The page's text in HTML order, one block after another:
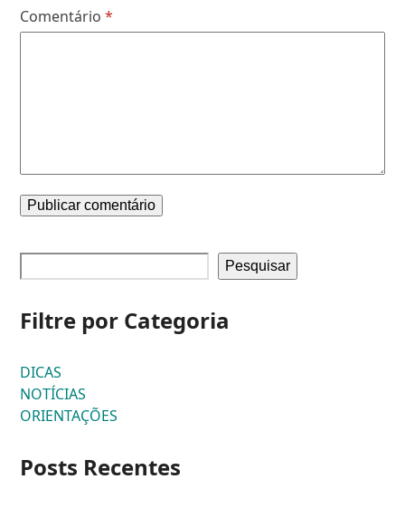
Comentário*
Pesquisar
Filtre por Categoria
DICAS
NOTÍCIAS
ORIENTAÇÕES
Posts Recentes